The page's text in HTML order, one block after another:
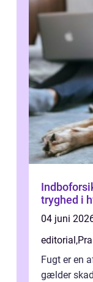
tryghed i
04 juni
editorial,
Fugt er en
gælder